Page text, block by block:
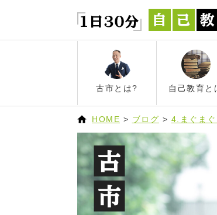
古市とは? 自己教育と
HOME > ブログ > 4.まぐまぐ